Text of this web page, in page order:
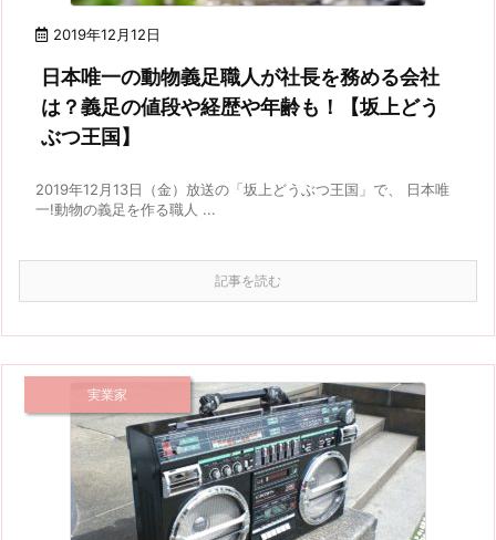
2019年12月12日
日本唯一の動物義足職人が社長を務める会社
は？義足の値段や経歴や年齢も！【坂上どう
ぶつ王国】
2019年12月13日（金）放送の「坂上どうぶつ王国」で、 日本唯
一!動物の義足を作る職人 ...
記事を読む
実業家